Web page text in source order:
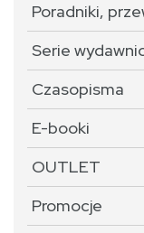
Poradniki,
Serie
Czasopisma
E-booki
OUTLET
Promocje